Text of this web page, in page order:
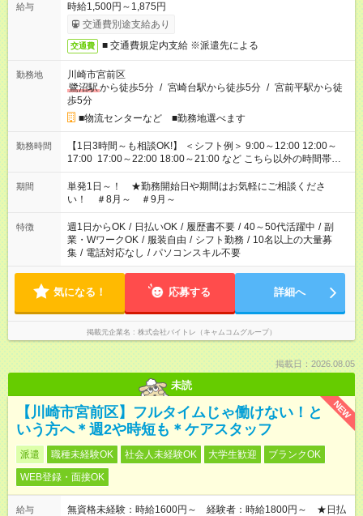
給与
時給1,500円～1,875円
交通費別途支給あり
交通費 ■ 交通費規定内支給 ※派遣先による
勤務地
川崎市宮前区
鷺沼駅から徒歩5分 / 宮崎台駅から徒歩5分 / 宮前平駅から徒
歩5分
■物流センターなど ■勤務地選べます
勤務時間
【1日3時間～も相談OK!】 ＜シフト例＞ 9:00～12:00 12:00～
17:00 17:00～22:00 18:00～21:00 など こちら以外の時間帯も
お気軽にご相談ください！
期間
単発1日～！ ★勤務開始日や期間はお気軽にご相談くださ
い！ ＃8月～ ＃9月～
特徴 週1日からOK / 日払いOK / 履歴書不要 / 40～50代活躍中 / 副
業・WワークOK / 服装自由 / シフト勤務 / 10名以上の大量募
集 / 電話対応なし / パソコンスキル不要
気になる！ 応募する 詳細へ
掲載元企業名 株式会社バイトレ（キャムコムグループ）
掲載日：2026.08.05
未読
NEW
【川崎市宮前区】フルタイムじゃ働けない！と
いう方へ＊週2や時短も＊ケアスタッフ
派遣 職種未経験OK 社会人未経験OK 大学生歓迎
ブランクOK
WEB登録・面接OK
給与
無資格未経験：時給1600円～ 経験者：時給1800円～ ★日払